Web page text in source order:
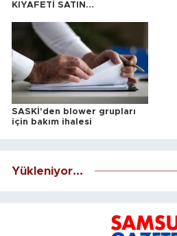
KIYAFETİ SATIN
SASKİ'den blower grupları
için bakım ihalesi
Yükleniyor...